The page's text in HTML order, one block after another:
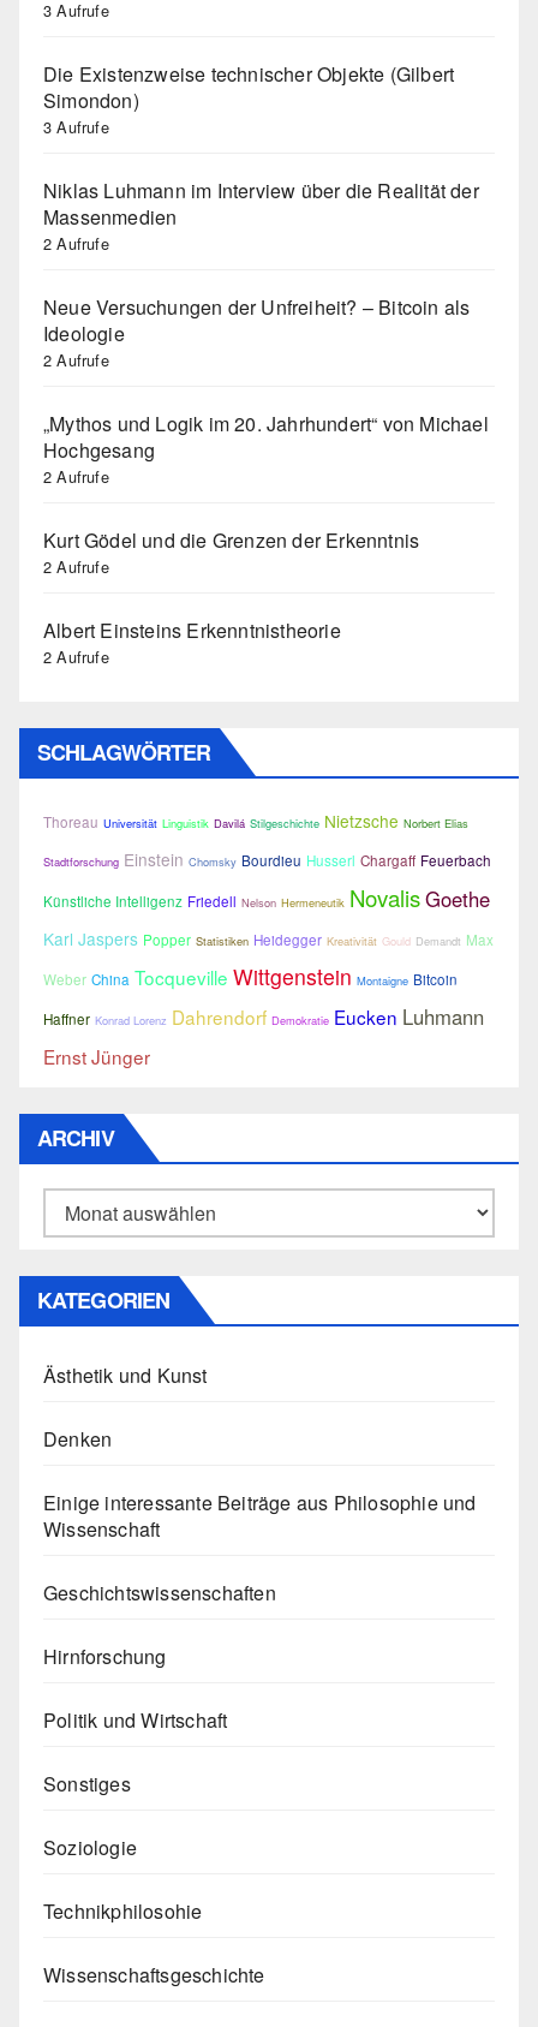
3 Aufrufe
Die Existenzweise technischer Objekte (Gilbert
Simondon)
3 Aufrufe
Niklas Luhmann im Interview über die Realität der
Massenmedien
2 Aufrufe
Neue Versuchungen der Unfreiheit? – Bitcoin als
Ideologie
2 Aufrufe
„Mythos und Logik im 20. Jahrhundert“ von Michael
Hochgesang
2 Aufrufe
Kurt Gödel und die Grenzen der Erkenntnis
2 Aufrufe
Albert Einsteins Erkenntnistheorie
2 Aufrufe
SCHLAGWÖRTER
Thoreau Universität Linguistik Davilá Stilgeschichte Nietzsche Norbert Elias
Stadtforschung Einstein Chomsky Bourdieu Husserl Chargaff Feuerbach
Künstliche Intelligenz Friedell Nelson Hermeneutik NovalisGoethe
Karl Jaspers Popper Statistiken Heidegger Kreativität Gould Demandt Max
Weber China Tocqueville Wittgenstein Montaigne Bitcoin
Haffner Konrad Lorenz Dahrendorf Demokratie Eucken Luhmann
Ernst Jünger
ARCHIV
Archiv
KATEGORIEN
Ästhetik und Kunst
Denken
Einige interessante Beiträge aus Philosophie und
Wissenschaft
Geschichtswissenschaften
Hirnforschung
Politik und Wirtschaft
Sonstiges
Soziologie
Technikphilosohie
Wissenschaftsgeschichte